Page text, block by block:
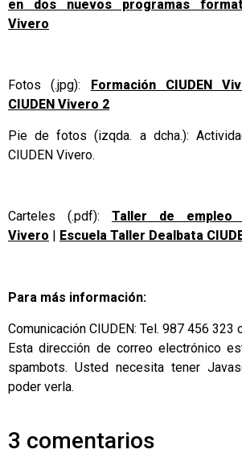
en dos nuevos programas
Vivero
Fotos (.jpg): Formación CIUDEN
CIUDEN Vivero 2
Pie de fotos (izqda. a dcha.):
CIUDEN Vivero.
Carteles (.pdf): Taller de empleo
Vivero
Escuela Taller Dealbata
Para más información:
Comunicación CIUDEN: Tel. 987 456 323
Esta dirección de correo electrónico
spambots. Usted necesita tener
poder verla.
3 comentarios